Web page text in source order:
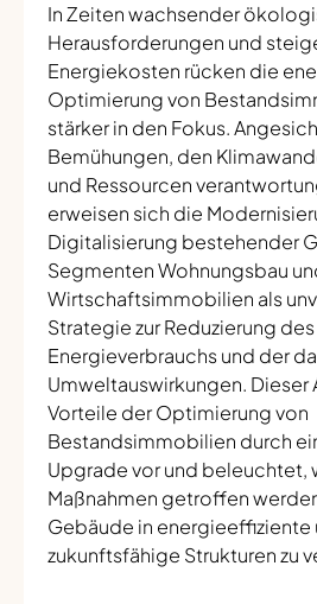
In Zeiten wachsender
Herausforderungen und
Energiekosten rücken die
Optimierung von
stärker in den Fokus.
Bemühungen, den
und Ressourcen
erweisen sich die
Digitalisierung bestehender
Segmenten Wohnungsbau
Wirtschaftsimmobilien als
Strategie zur Reduzierung des
Energieverbrauchs und der
Umweltauswirkungen. Dieser
Vorteile der Optimierung von
Bestandsimmobilien durch
Upgrade vor und beleuchtet,
Maßnahmen getroffen
Gebäude in energieeffiziente
zukunftsfähige Strukturen zu